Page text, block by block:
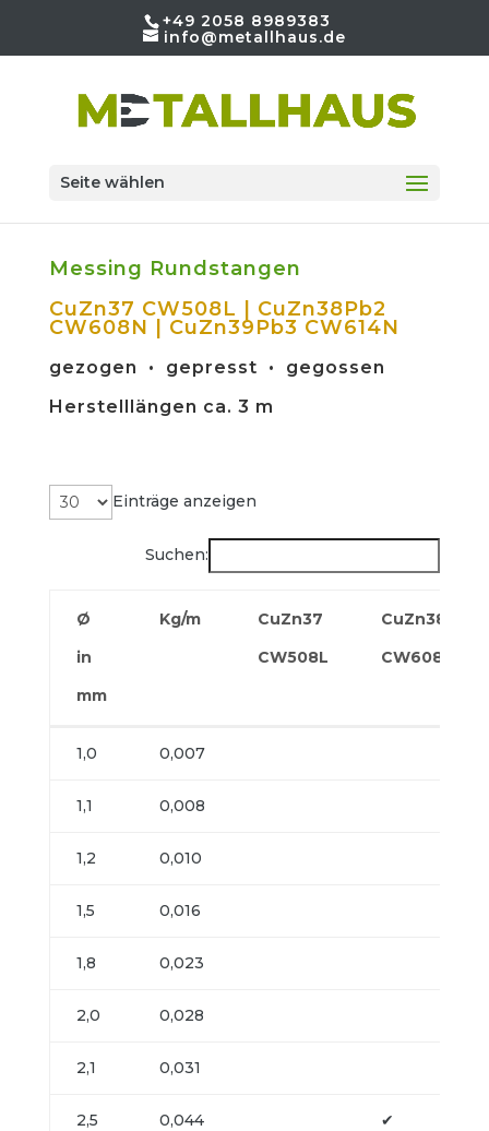
+49 2058 8989383
info@metallhaus.de
Seite wählen
Messing Rundstangen
CuZn37 CW508L | CuZn38Pb2
CW608N | CuZn39Pb3 CW614N
gezogen • gepresst • gegossen
Herstelllängen ca. 3 m
Einträge anzeigen
Suchen:
Ø
in
mm
Kg/m
CuZn37
CW508L
CuZn38Pb2
CW608N
Ø
Kg/m
1,0 0,007
1,1 0,008
1,2 0,010
1,5 0,016
1,8 0,023
2,0 0,028
2,1 0,031
2,5 0,044 ✔